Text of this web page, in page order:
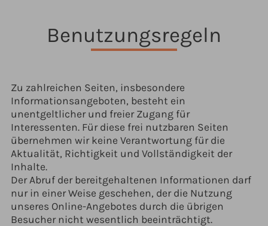
Benutzungsregeln
Zu zahlreichen Seiten, insbesondere
Informationsangeboten, besteht ein
unentgeltlicher und freier Zugang für
Interessenten. Für diese frei nutzbaren Seiten
übernehmen wir keine Verantwortung für die
Aktualität, Richtigkeit und Vollständigkeit der
Inhalte.
Der Abruf der bereitgehaltenen Informationen darf
nur in einer Weise geschehen, der die Nutzung
unseres Online-Angebotes durch die übrigen
Besucher nicht wesentlich beeinträchtigt.